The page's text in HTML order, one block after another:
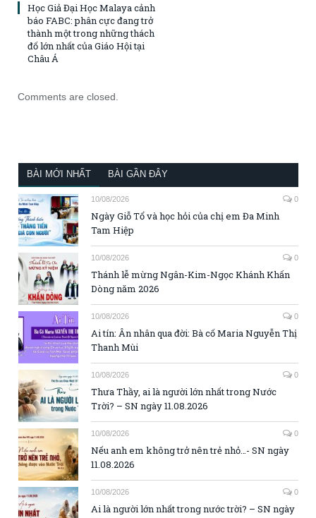
Học Giả Đại Học Malaya cảnh
báo FABC: phân cực đang trở
thành một trong những thách
đố lớn nhất của Giáo Hội tại
Châu Á
Comments are closed.
BÀI MỚI NHẤT BÀI GẦN ĐÂY
10/08/2026 0
Ngày Giỗ Tổ và học hỏi của chị em Đa Minh
Tam Hiệp
10/08/2026 0
Thánh lễ mừng Ngân-Kim-Ngọc Khánh Khấn
Dòng năm 2026
10/08/2026 0
Ai tín: Ân nhân qua đời: Bà cố Maria Nguyễn Thị
Thanh Mùi
10/08/2026 0
Thưa Thầy, ai là người lớn nhất trong Nước
Trời? – SN ngày 11.08.2026
10/08/2026 0
Nếu anh em không trở nên trẻ nhỏ…- SN ngày
11.08.2026
10/08/2026 0
Ai là người lớn nhất trong nước trời? – SN ngày